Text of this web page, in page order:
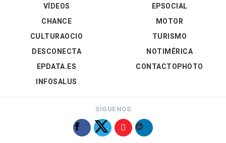
VÍDEOS
EPSOCIAL
CHANCE
CULTURAOCIO
DESCONECTA
EPDATA.ES
INFOSALUS
MOTOR
TURISMO
NOTIMÉRICA
CONTACTOPHOTO
SÍGUENOS